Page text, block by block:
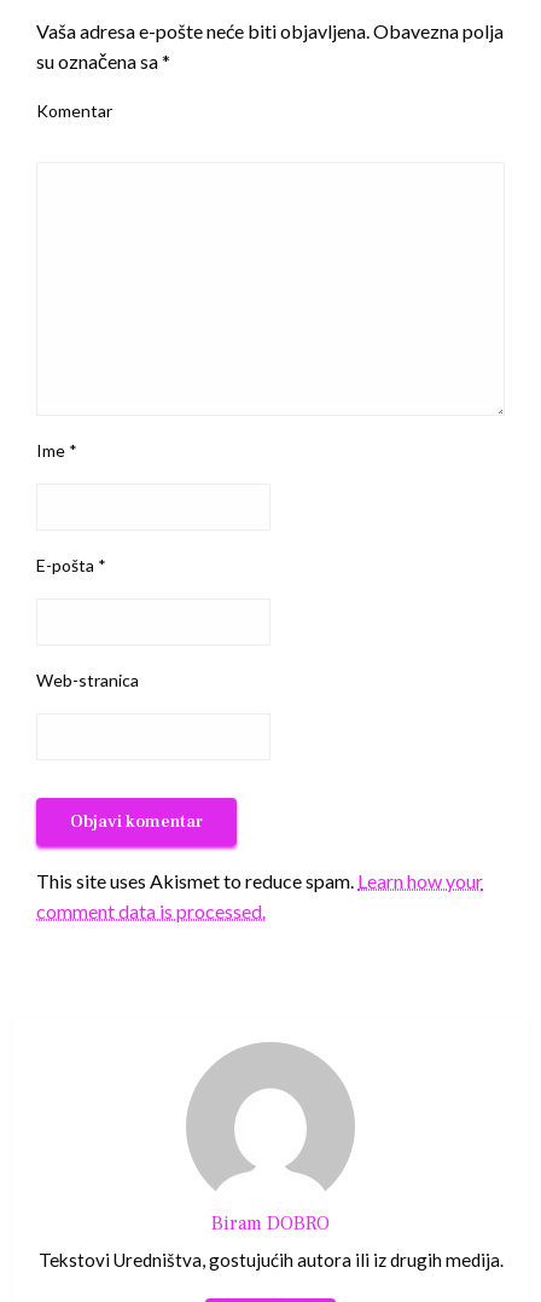
Vaša adresa e-pošte neće biti objavljena. Obavezna polja
su označena sa*
Komentar
Ime *
E-pošta *
Web-stranica
This site uses Akismet to reduce spam. Learn how your
comment data is processed.
Biram DOBRO
Tekstovi Uredništva, gostujućih autora ili iz drugih medija.